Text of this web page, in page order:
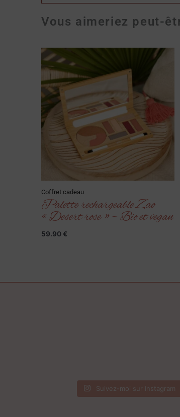
Vous aimeriez peut-
Coffret cadeau
Palette rechargeable Zao
« Desert rose » – Bio et vegan
59.90 €
Suivez-moi sur Instagram